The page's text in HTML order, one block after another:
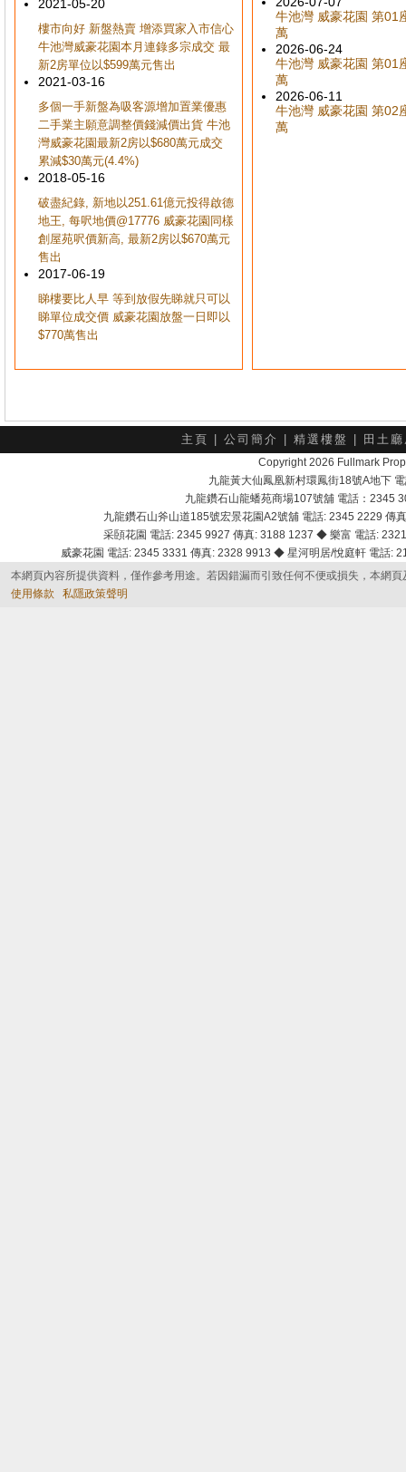
2021-05-20
樓市向好 新盤熱賣 增添買家入市信心
牛池灣威豪花園本月連錄多宗成交 最
新2房單位以$599萬元售出
2021-03-16
多個一手新盤為吸客源增加置業優惠
二手業主願意調整價錢減價出貨 牛池
灣威豪花園最新2房以$680萬元成交
累減$30萬元(4.4%)
2018-05-16
破盡紀錄, 新地以251.61億元投得啟德
地王, 每呎地價@17776 威豪花園同樣
創屋苑呎價新高, 最新2房以$670萬元
售出
2017-06-19
睇樓要比人早 等到放假先睇就只可以
睇單位成交價 威豪花園放盤一日即以
$770萬售出
牛池灣 威豪花園 第01
萬
2026-06-24
牛池灣 威豪花園 第01
萬
2026-06-11
牛池灣 威豪花園 第02
萬
主頁 公司簡介 精選樓盤 田土
Copyright 2026 Fullmark
九龍黃大仙鳳凰新村環鳳街18號A地下
九龍鑽石山龍蟠苑商場107號舖 電話：2345
九龍鑽石山斧山道185號宏景花園A2號舖 電話: 2345 2229
采頣花園 電話: 2345 9927 傳真: 3188 1237 ◆ 樂富 電話:
威豪花園 電話: 2345 3331 傳真: 2328 9913 ◆ 星河明居/悅庭軒 電話
本網頁內容所提供資料，僅作參考用途。若因錯漏而引致任何不便或損失，本網
使用條款
私隱政策聲明